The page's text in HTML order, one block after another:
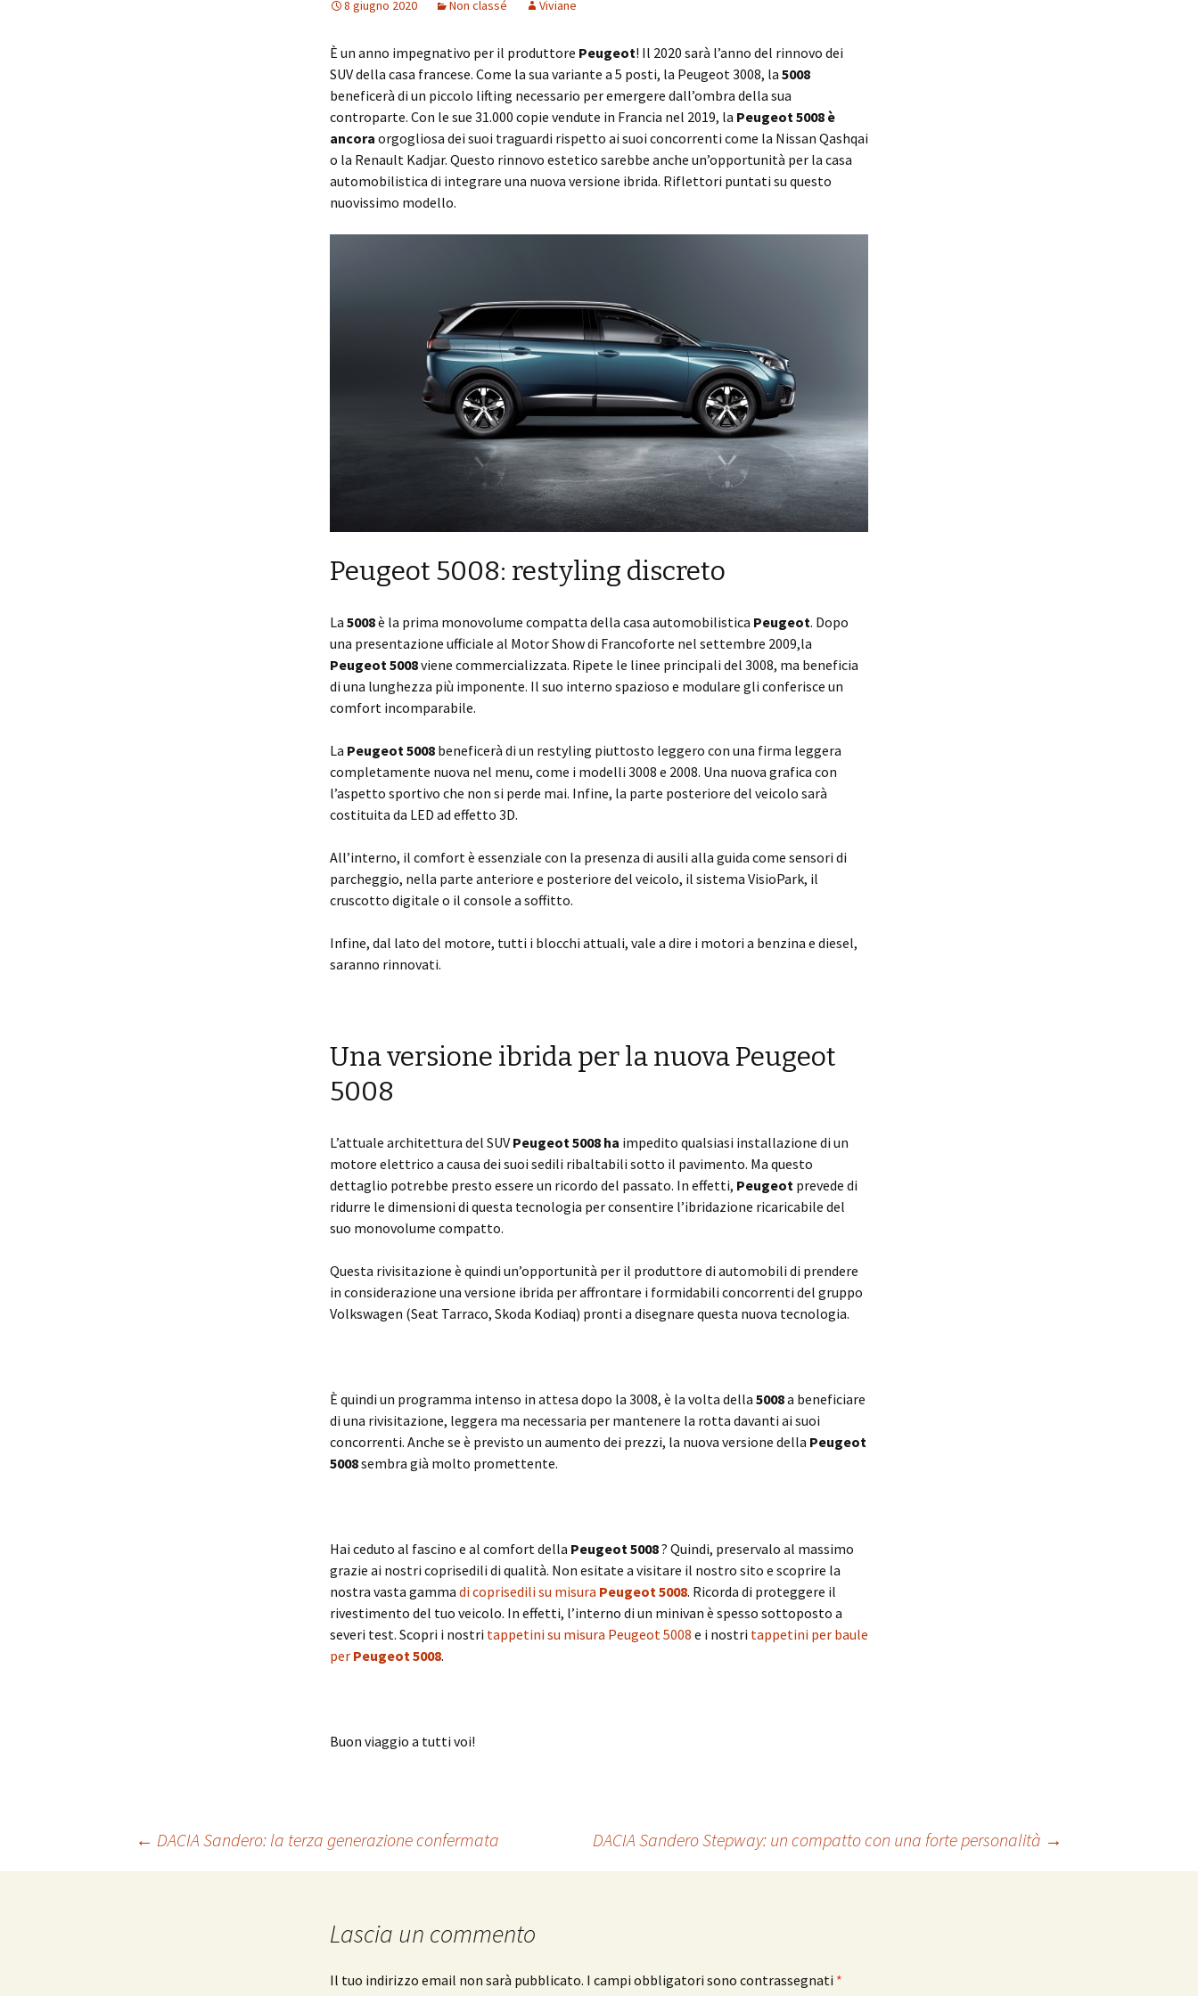
8 giugno 2020 Non classé Viviane
È un anno impegnativo per il produttore Peugeot! Il 2020 sarà l’anno del rinnovo dei
SUV della casa francese. Come la sua variante a 5 posti, la Peugeot 3008, la 5008
beneficerà di un piccolo lifting necessario per emergere dall’ombra della sua
controparte. Con le sue 31.000 copie vendute in Francia nel 2019, la Peugeot 5008 è
ancora orgogliosa dei suoi traguardi rispetto ai suoi concorrenti come la Nissan Qashqai
o la Renault Kadjar. Questo rinnovo estetico sarebbe anche un’opportunità per la casa
automobilistica di integrare una nuova versione ibrida. Riflettori puntati su questo
nuovissimo modello.
Peugeot 5008: restyling discreto
La 5008è la prima monovolume compatta della casa automobilistica Peugeot. Dopo
una presentazione ufficiale al Motor Show di Francoforte nel settembre 2009,la
Peugeot 5008viene commercializzata. Ripete le linee principali del 3008, ma beneficia
di una lunghezza più imponente. Il suo interno spazioso e modulare gli conferisce un
comfort incomparabile.
La Peugeot 5008 beneficerà di un restyling piuttosto leggero con una firma leggera
completamente nuova nel menu, come i modelli 3008 e 2008. Una nuova grafica con
l’aspetto sportivo che non si perde mai. Infine, la parte posteriore del veicolo sarà
costituita da LED ad effetto 3D.
All’interno, il comfort è essenziale con la presenza di ausili alla guida come sensori di
parcheggio, nella parte anteriore e posteriore del veicolo, il sistema VisioPark, il
cruscotto digitale o il console a soffitto.
Infine, dal lato del motore, tutti i blocchi attuali, vale a dire i motori a benzina e diesel,
saranno rinnovati.
Una versione ibrida per la nuova Peugeot
5008
L’attuale architettura del SUV Peugeot 5008 ha impedito qualsiasi installazione di un
motore elettrico a causa dei suoi sedili ribaltabili sotto il pavimento. Ma questo
dettaglio potrebbe presto essere un ricordo del passato. In effetti, Peugeot prevede di
ridurre le dimensioni di questa tecnologia per consentire l’ibridazione ricaricabile del
suo monovolume compatto.
Questa rivisitazione è quindi un’opportunità per il produttore di automobili di prendere
in considerazione una versione ibrida per affrontare i formidabili concorrenti del gruppo
Volkswagen (Seat Tarraco, Skoda Kodiaq) pronti a disegnare questa nuova tecnologia.
È quindi un programma intenso in attesa dopo la 3008, è la volta della 5008a beneficiare
di una rivisitazione, leggera ma necessaria per mantenere la rotta davanti ai suoi
concorrenti. Anche se è previsto un aumento dei prezzi, la nuova versione della Peugeot
5008sembra già molto promettente.
Hai ceduto al fascino e al comfort della Peugeot 5008? Quindi, preservalo al massimo
grazie ai nostri coprisedili di qualità. Non esitate a visitare il nostro sito e scoprire la
nostra vasta gamma di coprisedili su misura Peugeot 5008. Ricorda di proteggere il
rivestimento del tuo veicolo. In effetti, l’interno di un minivan è spesso sottoposto a
severi test. Scopri i nostri tappetini su misura Peugeot 5008 e i nostri tappetini per baule
per Peugeot 5008.
Buon viaggio a tutti voi!
Navigazione
← DACIA Sandero: la terza generazione confermata DACIA Sandero Stepway: un compatto con una forte personalità →
Lascia un commento
Il tuo indirizzo email non sarà pubblicato. I campi obbligatori sono contrassegnati *